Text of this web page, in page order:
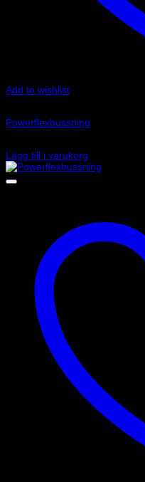
Add to wishlist
Powerflexbussning
Lägg till i varukorg